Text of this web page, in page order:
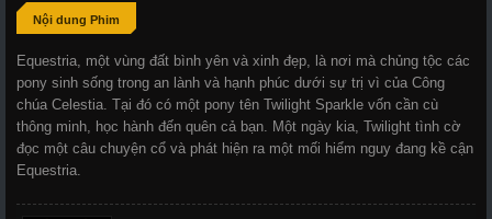
Nội dung Phim
Equestria, một vùng đất bình yên và xinh đẹp, là nơi mà chủng tộc các
pony sinh sống trong an lành và hạnh phúc dưới sự trị vì của Công
chúa Celestia. Tại đó có một pony tên Twilight Sparkle vốn cần cù
thông minh, học hành đến quên cả bạn. Một ngày kia, Twilight tình cờ
đọc một câu chuyện cổ và phát hiện ra một mối hiểm nguy đang kề cận
Equestria.